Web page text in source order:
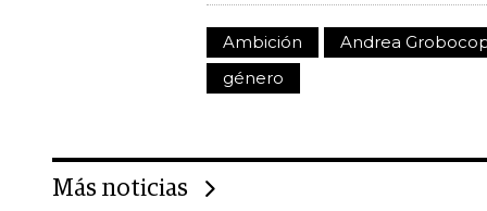
Ambición Andrea
género
Más noticias